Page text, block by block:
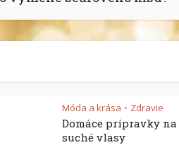
Móda a krása • Zdravie
Domáce prípravky na
suché vlasy